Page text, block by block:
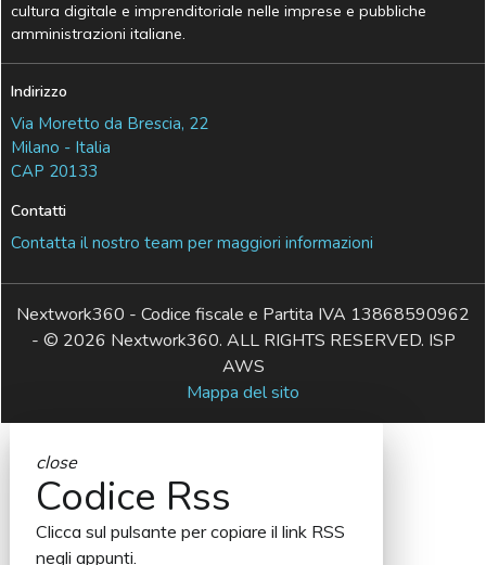
cultura digitale e imprenditoriale nelle imprese e pubbliche
amministrazioni italiane.
Indirizzo
Via Moretto da Brescia, 22
Milano - Italia
CAP 20133
Contatti
Contatta il nostro team per maggiori informazioni
Nextwork360 - Codice fiscale e Partita IVA 13868590962
- © 2026 Nextwork360. ALL RIGHTS RESERVED. ISP
AWS
Mappa del sito
close
Codice Rss
Clicca sul pulsante per copiare il link RSS
negli appunti.